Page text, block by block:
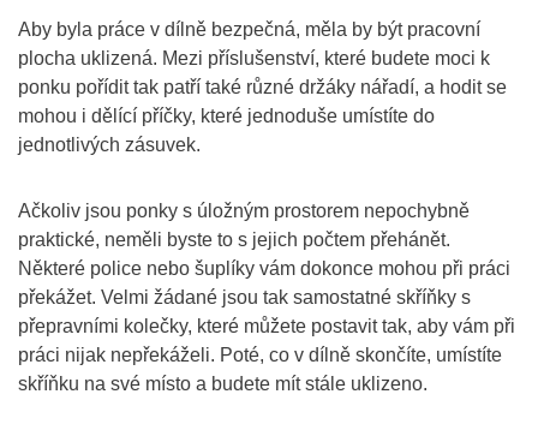
Aby byla práce v dílně bezpečná, měla by být pracovní
plocha uklizená. Mezi příslušenství, které budete moci k
ponku pořídit tak patří také různé držáky nářadí, a hodit se
mohou i dělící příčky, které jednoduše umístíte do
jednotlivých zásuvek.
Ačkoliv jsou ponky s úložným prostorem nepochybně
praktické, neměli byste to s jejich počtem přehánět.
Některé police nebo šuplíky vám dokonce mohou při práci
překážet. Velmi žádané jsou tak samostatné skříňky s
přepravními kolečky, které můžete postavit tak, aby vám při
práci nijak nepřekáželi. Poté, co v dílně skončíte, umístíte
skříňku na své místo a budete mít stále uklizeno.